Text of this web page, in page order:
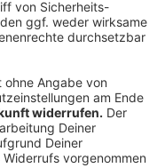
Thema: